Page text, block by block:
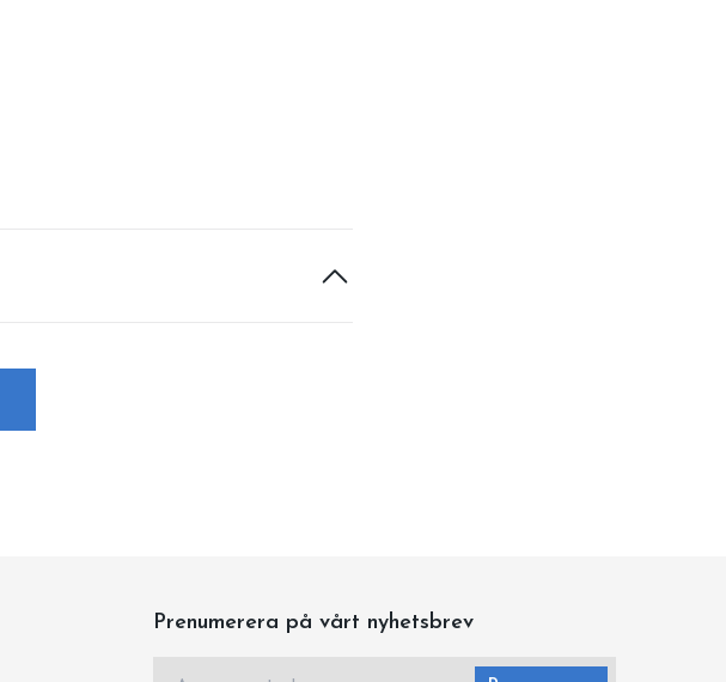
Prenumerera på vårt nyhetsbrev